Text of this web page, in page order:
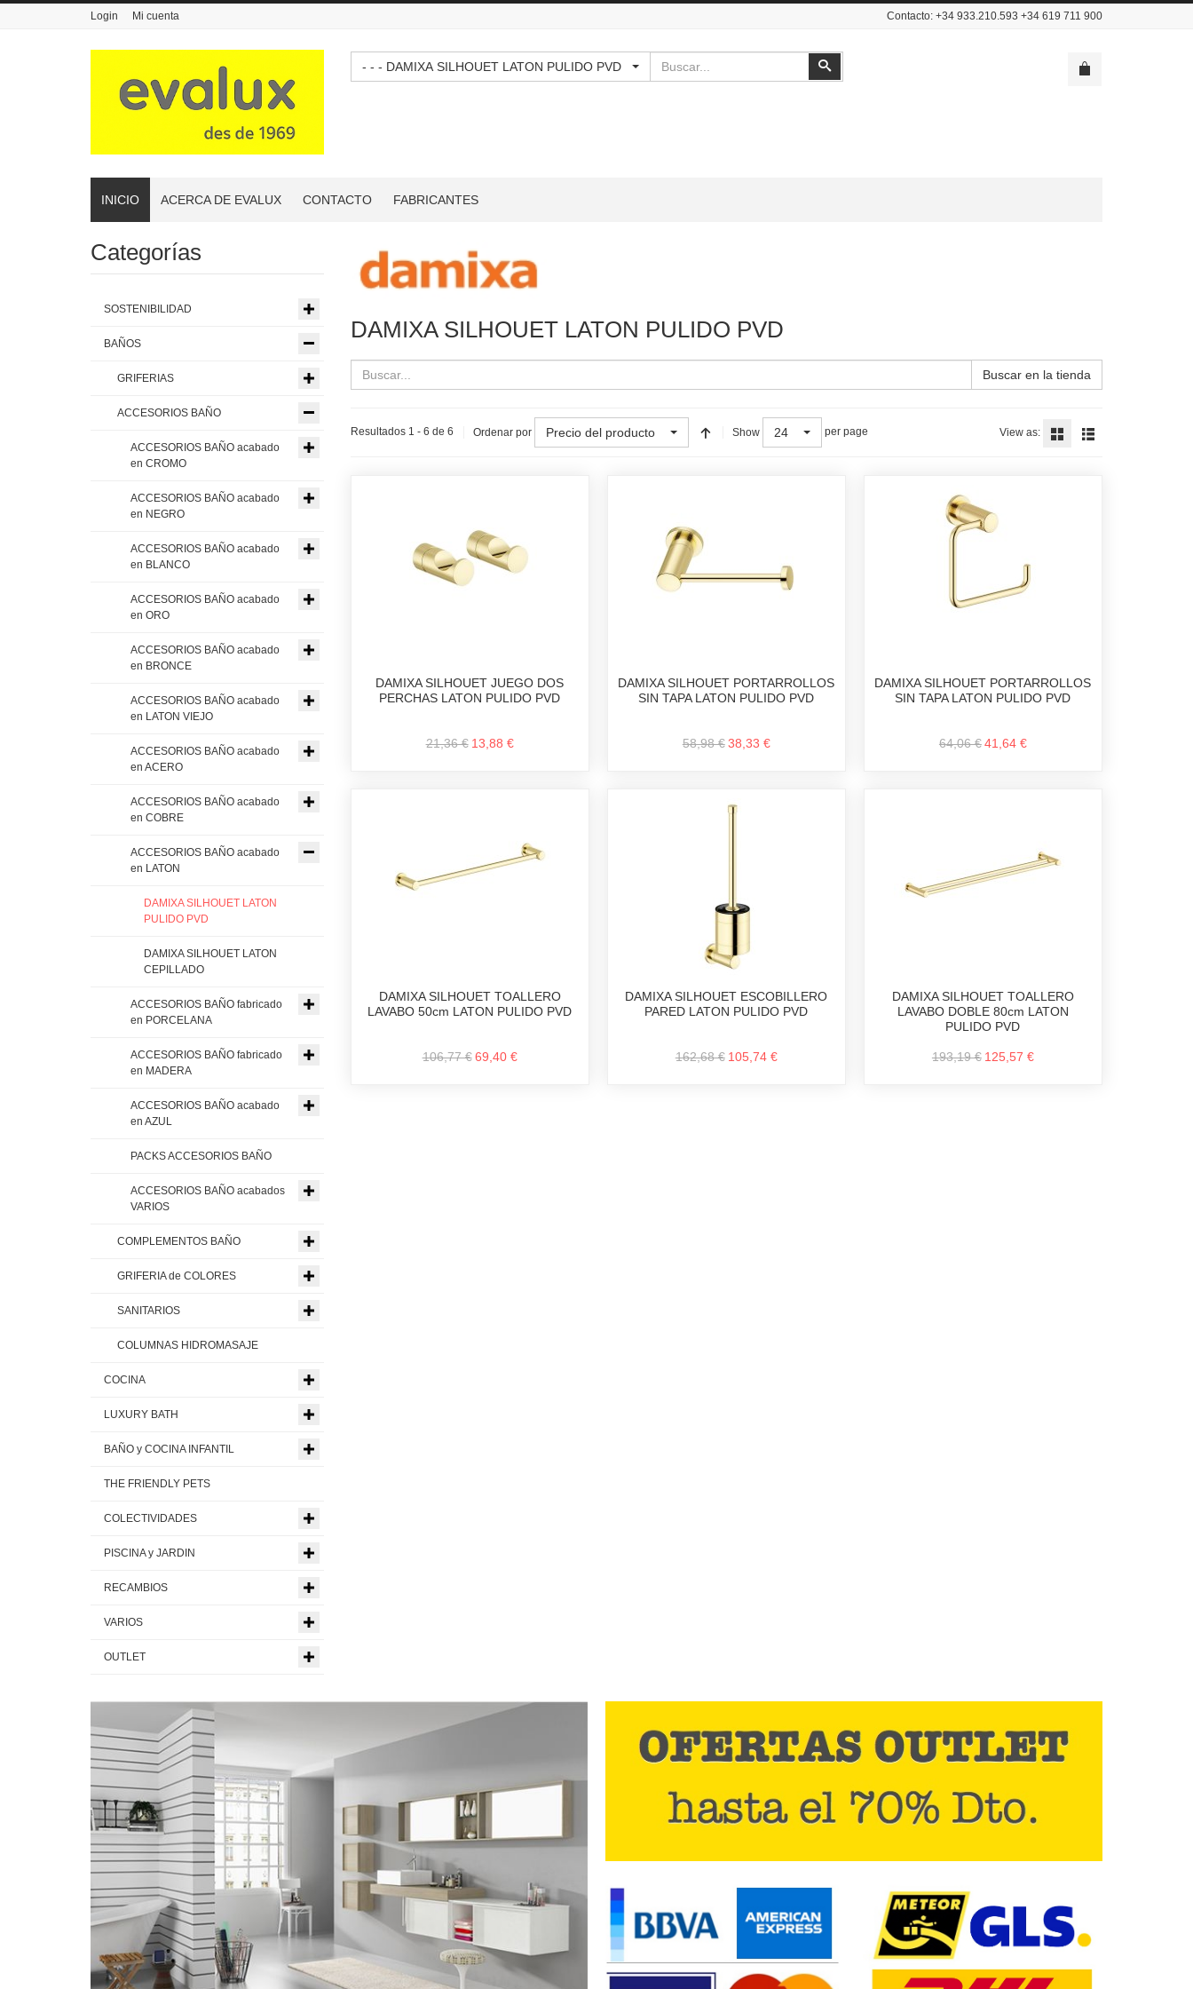
Login Mi cuenta Contacto: +34 933.210.593 +34 619 711 900
- - - DAMIXA SILHOUET LATON PULIDO PVD Buscar
INICIO ACERCA DE EVALUX CONTACTO FABRICANTES
DAMIXA SILHOUET LATON PULIDO PVD
Buscar en la tienda
Resultados 1 - 6 de 6 Ordenar por Precio del producto Show 24 per page View as:
DAMIXA SILHOUET JUEGO DOS
PERCHAS LATON PULIDO PVD
21,36 € 13,88 €
DAMIXA SILHOUET PORTARROLLOS
SIN TAPA LATON PULIDO PVD
58,98 € 38,33 €
DAMIXA SILHOUET PORTARROLLOS
SIN TAPA LATON PULIDO PVD
64,06 €41,64 €
DAMIXA SILHOUET TOALLERO
LAVABO 50cm LATON PULIDO PVD
106,77 € 69,40 €
DAMIXA SILHOUET ESCOBILLERO
PARED LATON PULIDO PVD
162,68 € 105,74 €
DAMIXA SILHOUET TOALLERO
LAVABO DOBLE 80cm LATON
PULIDO PVD
193,19 € 125,57 €
Categorías
SOSTENIBILIDAD
BAÑOS
GRIFERIAS
ACCESORIOS BAÑO
ACCESORIOS BAÑO acabado
en CROMO
ACCESORIOS BAÑO acabado
en NEGRO
ACCESORIOS BAÑO acabado
en BLANCO
ACCESORIOS BAÑO acabado
en ORO
ACCESORIOS BAÑO acabado
en BRONCE
ACCESORIOS BAÑO acabado
en LATON VIEJO
ACCESORIOS BAÑO acabado
en ACERO
ACCESORIOS BAÑO acabado
en COBRE
ACCESORIOS BAÑO acabado
en LATON
DAMIXA SILHOUET LATON
PULIDO PVD
DAMIXA SILHOUET LATON
CEPILLADO
ACCESORIOS BAÑO fabricado
en PORCELANA
ACCESORIOS BAÑO fabricado
en MADERA
ACCESORIOS BAÑO acabado
en AZUL
PACKS ACCESORIOS BAÑO
ACCESORIOS BAÑO acabados
VARIOS
COMPLEMENTOS BAÑO
GRIFERIA de COLORES
SANITARIOS
COLUMNAS HIDROMASAJE
COCINA
LUXURY BATH
BAÑO y COCINA INFANTIL
THE FRIENDLY PETS
COLECTIVIDADES
PISCINA y JARDIN
RECAMBIOS
VARIOS
OUTLET